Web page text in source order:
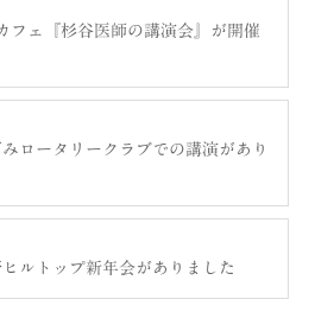
ェ『杉谷医師の講演会』が開催
ロータリークラブでの講演があり
ルトップ新年会がありました